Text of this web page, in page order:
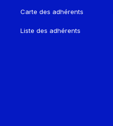
Carte des adhérents
Liste des adhérents